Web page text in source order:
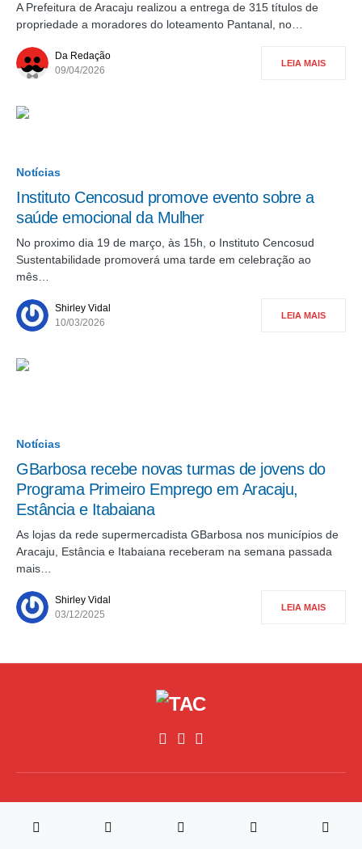
A Prefeitura de Aracaju realizou a entrega de 315 títulos de
propriedade a moradores do loteamento Pantanal, no…
Da Redação
09/04/2026
LEIA MAIS
Notícias
Instituto Cencosud promove evento sobre a
saúde emocional da Mulher
No proximo dia 19 de março, às 15h, o Instituto Cencosud
Sustentabilidade promoverá uma tarde em celebração ao
mês…
Shirley Vidal
10/03/2026
LEIA MAIS
Notícias
GBarbosa recebe novas turmas de jovens do
Programa Primeiro Emprego em Aracaju,
Estância e Itabaiana
As lojas da rede supermercadista GBarbosa nos municípios de
Aracaju, Estância e Itabaiana receberam na semana passada
mais…
Shirley Vidal
03/12/2025
LEIA MAIS
Desenvolvimento
RM4 Tech